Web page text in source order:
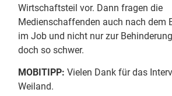
Wirtschaftsteil vor. Dann fragen die
Medienschaffenden auch nach dem
im Job und nicht nur zur
doch so schwer.
MOBITIPP:Vielen Dank für das
Weiland.